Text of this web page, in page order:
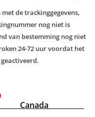
de trackinggegevens,
nog niet is
van bestemming nog niet
24-72 uur voordat het
Canada